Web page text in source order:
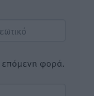
επόμενη φορά.